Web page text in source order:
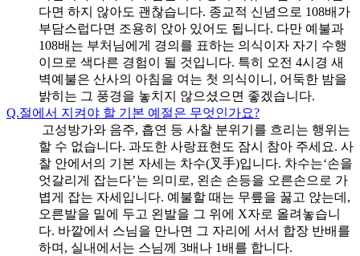
다면 하지 않아도 괜찮습니다. 종교적 신념으로 108배가
부담스럽다면 조용히 앉아 있어도 됩니다. 다만 예불과
108배는 부처님에게 경의를 표하는 의식이자 자기 수행
이므로 색다른 경험이 될 것입니다. 특히 오전 4시경 새
벽예불은 산사의 아침을 여는 첫 의식이니, 어둑한 밤을
밝히는 그 풍경을 놓치지 않으셨으면 좋겠습니다.
Q.절에서 지켜야 할 기본 예절은 무엇인가요?
고성방가와 음주, 흡연 등 사찰 분위기를 흐리는 행위는
할 수 없습니다. 과도한 사랑표현도 잠시 참아 주세요. 사
찰 안에서의 기본 자세는 차수(叉手)입니다. 차수는‘손을
엇갈리게 잡는다’는 의미로, 왼손 손등을 오른손으로 가
볍게 잡는 자세입니다. 예불할 때는 무릎을 꿇고 앉는데,
오른발을 밑에 두고 왼발을 그 위에 X자로 올려놓습니
다. 바깥에서 스님을 만나면 그 자리에 서서 합장 반배를
하며, 실내에서는 스님께 3배나 1배를 합니다.